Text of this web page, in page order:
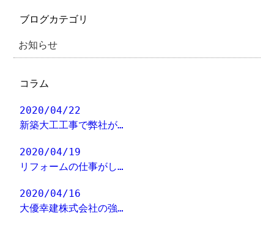
ブログカテゴリ
お知らせ
コラム
2020/04/22
新築大工工事で弊社が…
2020/04/19
リフォームの仕事がし…
2020/04/16
大優幸建株式会社の強…